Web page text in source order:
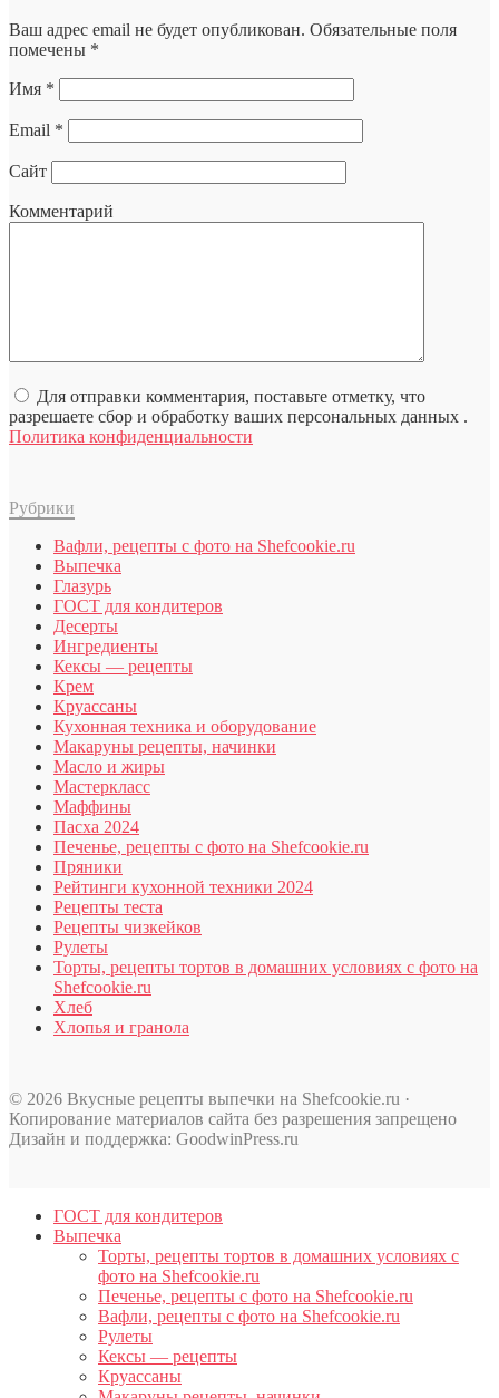
Ваш адрес email не будет опубликован. Обязательные поля
помечены *
Имя *
Email *
Сайт
Комментарий
Для отправки комментария, поставьте отметку, что
разрешаете сбор и обработку ваших персональных данных .
Политика конфиденциальности
Рубрики
Вафли, рецепты с фото на Shefcookie.ru
Выпечка
Глазурь
ГОСТ для кондитеров
Десерты
Ингредиенты
Кексы — рецепты
Крем
Круассаны
Кухонная техника и оборудование
Макаруны рецепты, начинки
Масло и жиры
Мастеркласс
Маффины
Пасха 2024
Печенье, рецепты с фото на Shefcookie.ru
Пряники
Рейтинги кухонной техники 2024
Рецепты теста
Рецепты чизкейков
Рулеты
Торты, рецепты тортов в домашних условиях с фото на
Shefcookie.ru
Хлеб
Хлопья и гранола
© 2026 Вкусные рецепты выпечки на Shefcookie.ru ·
Копирование материалов сайта без разрешения запрещено
Дизайн и поддержка: GoodwinPress.ru
ГОСТ для кондитеров
Выпечка
Торты, рецепты тортов в домашних условиях с
фото на Shefcookie.ru
Печенье, рецепты с фото на Shefcookie.ru
Вафли, рецепты с фото на Shefcookie.ru
Рулеты
Кексы — рецепты
Круассаны